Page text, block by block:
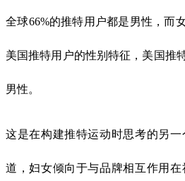
全球66%的推特用户都是男性，而
美国推特用户的性别特征，美国推
男性。
这是在构建推特运动时思考的另
道，妇女倾向于与品牌相互作用